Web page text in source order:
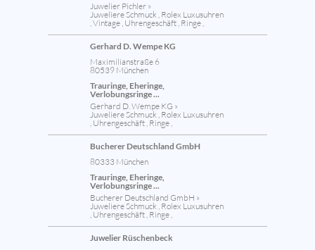
Juwelier Pichler »
Juweliere Schmuck , Rolex Luxusuhren
, Vintage , Uhrengeschäft , Ringe ,
Gerhard D. Wempe KG
Maximilianstraße 6
80539 München
Trauringe, Eheringe,
Verlobungsringe ...
Gerhard D. Wempe KG »
Juweliere Schmuck , Rolex Luxusuhren
, Uhrengeschäft , Ringe ,
Bucherer Deutschland GmbH
80333 München
Trauringe, Eheringe,
Verlobungsringe ...
Bucherer Deutschland GmbH »
Juweliere Schmuck , Rolex Luxusuhren
, Uhrengeschäft , Ringe ,
Juwelier Rüschenbeck